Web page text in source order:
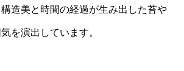
造美と時間の経過が生み出した苔や
を演出しています。